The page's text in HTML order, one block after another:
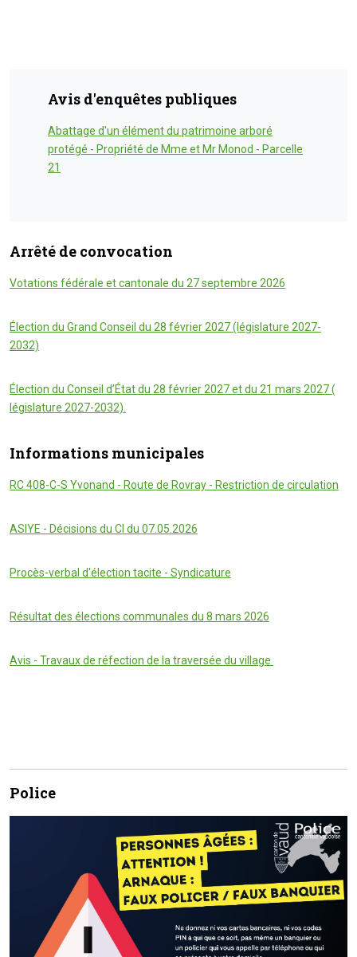
Avis d'enquêtes publiques
Abattage d'un élément du patrimoine arboré
protégé - Propriété de Mme et Mr Monod - Parcelle
21
Arrêté de convocation
Votations fédérale et cantonale du 27 septembre 2026
Élection du Grand Conseil du 28 février 2027 (législature 2027-
2032)
Élection du Conseil d’État du 28 février 2027 et du 21 mars 2027 (
législature 2027-2032).
Informations municipales
RC 408-C-S Yvonand - Route de Rovray - Restriction de circulation
ASIYE - Décisions du CI du 07.05.2026
Procès-verbal d'élection tacite - Syndicature
Résultat des élections communales du 8 mars 2026
Avis - Travaux de réfection de la traversée du village
Police